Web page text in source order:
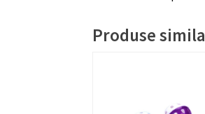
Produse